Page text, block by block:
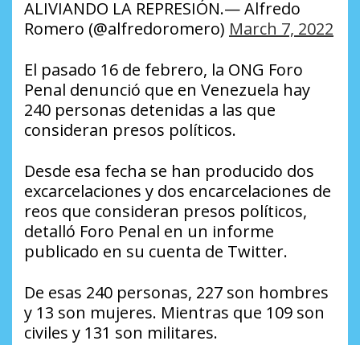
ALIVIANDO LA REPRESIÓN.— Alfredo
Romero (@alfredoromero) March 7, 2022
El pasado 16 de febrero, la ONG Foro
Penal denunció que en Venezuela hay
240 personas detenidas a las que
consideran presos políticos.
Desde esa fecha se han producido dos
excarcelaciones y dos encarcelaciones de
reos que consideran presos políticos,
detalló Foro Penal en un informe
publicado en su cuenta de Twitter.
De esas 240 personas, 227 son hombres
y 13 son mujeres. Mientras que 109 son
civiles y 131 son militares.